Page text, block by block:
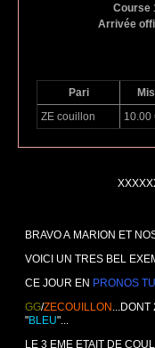
Course
Arrivée
Pari
ZE couillon
10.00
BRAVO A MARION ET
VOICI UN TRES BEL
CE JOUR EN PRONOS
GG/ZECOUILLON
"BLEU"...
LE 3 EME ETAIT DE